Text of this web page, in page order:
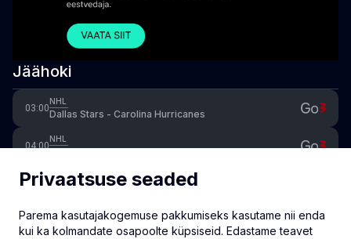
Jäähoki
03:00
NHL
Dallas Stars - Carolina Hurricanes
04:00
NHL
Edmonton Oilers - Washington Capitals
05:00
NHL
Vancouver Canucks - Buffalo Sabres
05:00
NHL
Anaheim Ducks - Florida Panthers
Privaatsuse seaded
Parema kasutajakogemuse pakkumiseks kasutame nii enda
kui ka kolmandate osapoolte küpsiseid. Edastame teavet